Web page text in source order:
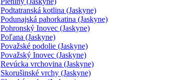
Podtatranská kotlina (Jaskyne)
Podunajská pahorkatina (Jaskyne)
Pohronský Inovec (Jaskyne)
Poľana (Jaskyne)
Považské podolie (Jaskyne)
Považský Inovec (Jaskyne)
Revúcka vrchovina (Jaskyne)
Skorušinské vrchy (Jaskyne)